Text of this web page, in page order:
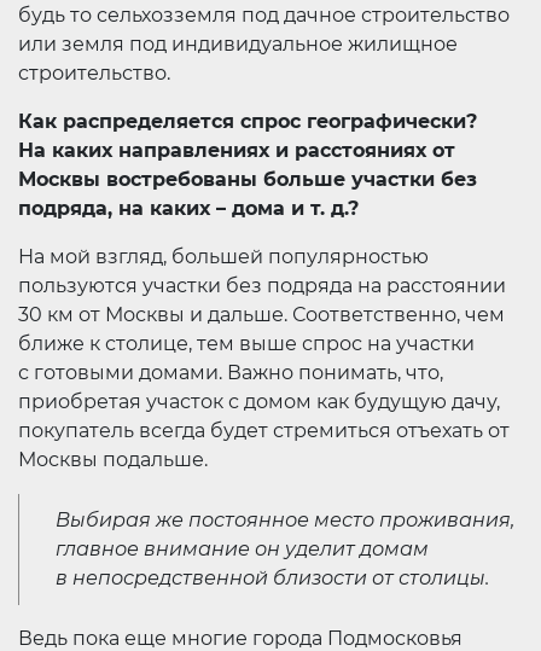
будь то сельхозземля под дачное строительство
или земля под индивидуальное жилищное
строительство.
Как распределяется спрос географически?
На каких направлениях и расстояниях от
Москвы востребованы больше участки без
подряда, на каких – дома и т. д.?
На мой взгляд, большей популярностью
пользуются участки без подряда на расстоянии
30 км от Москвы и дальше. Соответственно, чем
ближе к столице, тем выше спрос на участки
с готовыми домами. Важно понимать, что,
приобретая участок с домом как будущую дачу,
покупатель всегда будет стремиться отъехать от
Москвы подальше.
Выбирая же постоянное место проживания,
главное внимание он уделит домам
в непосредственной близости от столицы.
Ведь пока еще многие города Подмосковья